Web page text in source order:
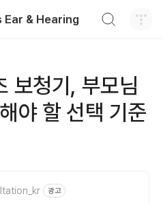
Ear & Hearing
보청기, 부모님
야 할 선택 기준
광고